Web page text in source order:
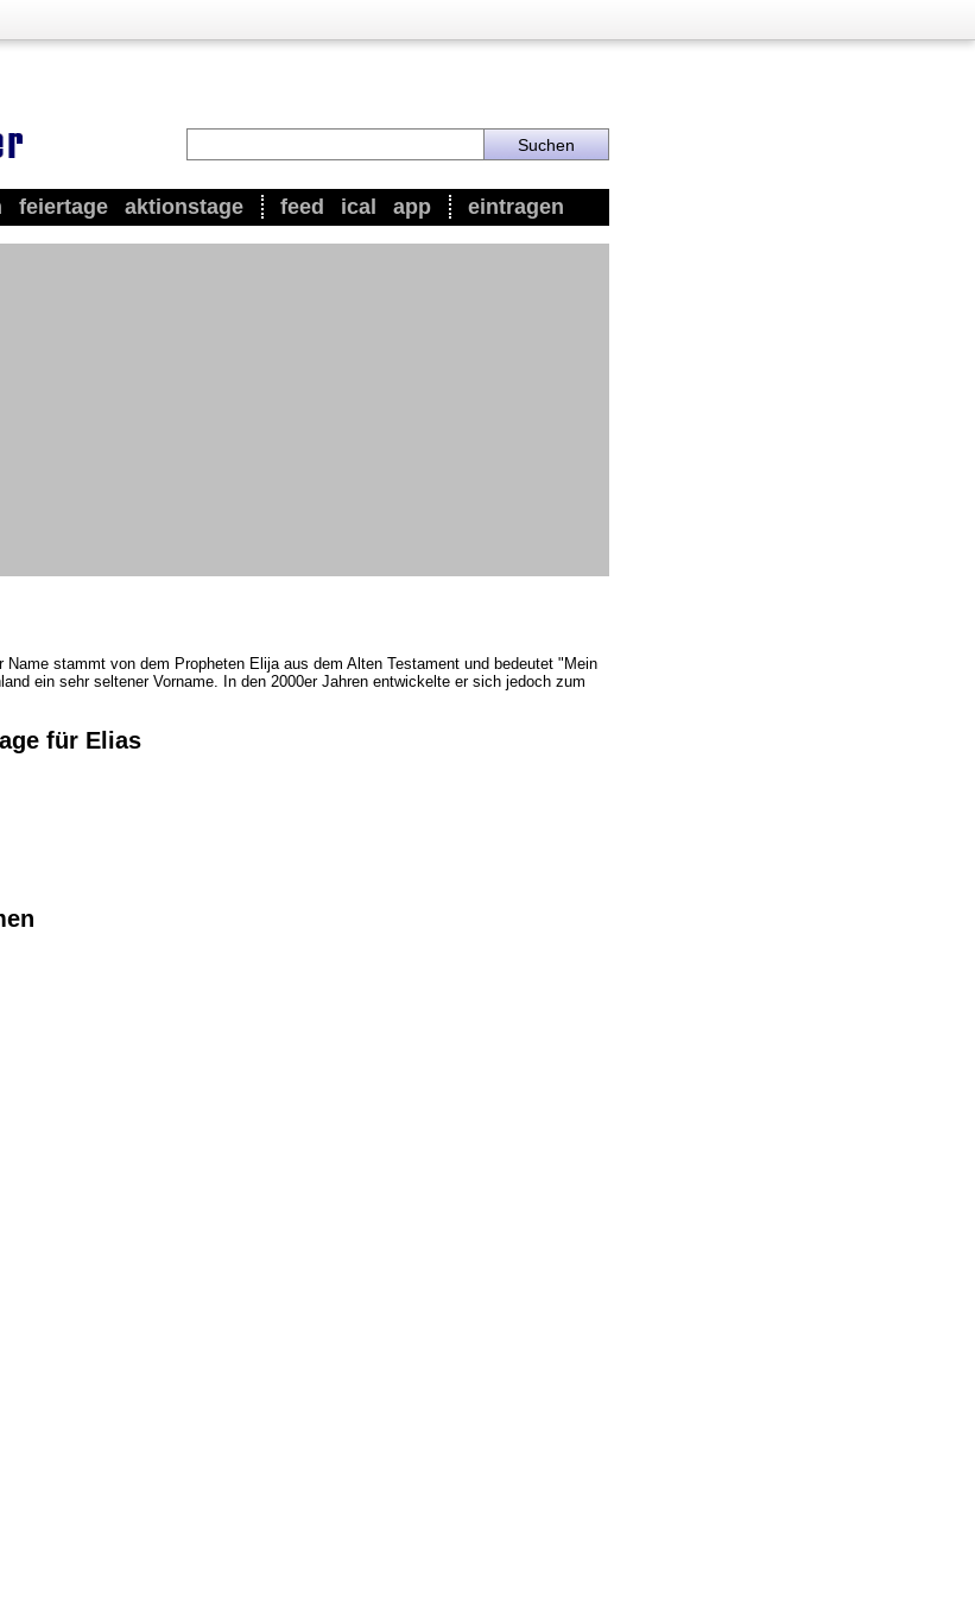
feiertage aktionstage feed ical app eintragen
Name stammt von dem Propheten Elija aus dem Alten Testament und bedeutet "Mein
ein sehr seltener Vorname. In den 2000er Jahren entwickelte er sich jedoch zum
für Elias